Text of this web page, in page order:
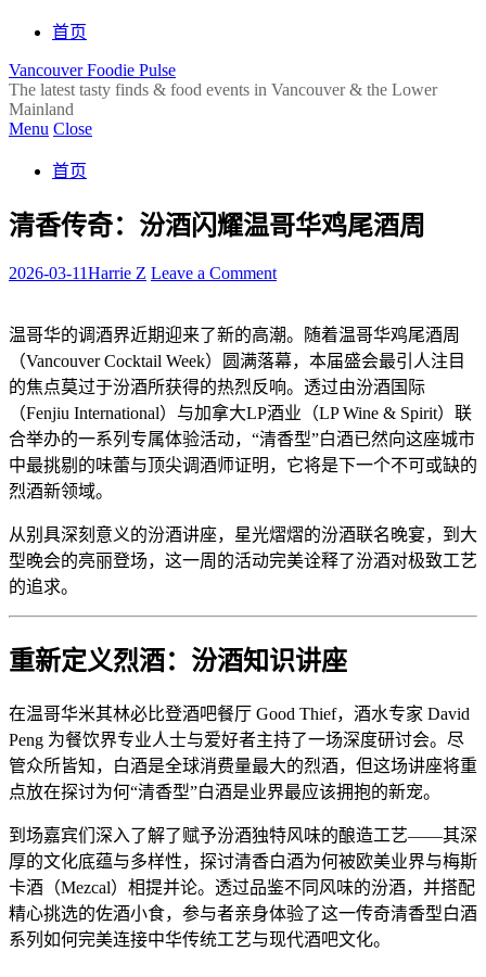
首页
Vancouver Foodie Pulse
The latest tasty finds & food events in Vancouver & the Lower
Mainland
Menu Close
首页
清香传奇：汾酒闪耀温哥华鸡尾酒周
2026-03-11Harrie Z Leave a Comment
温哥华的调酒界近期迎来了新的高潮。随着温哥华鸡尾酒周
（Vancouver Cocktail Week）圆满落幕，本届盛会最引人注目
的焦点莫过于汾酒所获得的热烈反响。透过由汾酒国际
（Fenjiu International）与加拿大LP酒业（LP Wine & Spirit）联
合举办的一系列专属体验活动，“清香型”白酒已然向这座城市
中最挑剔的味蕾与顶尖调酒师证明，它将是下一个不可或缺的
烈酒新领域。
从别具深刻意义的汾酒讲座，星光熠熠的汾酒联名晚宴，到大
型晚会的亮丽登场，这一周的活动完美诠释了汾酒对极致工艺
的追求。
重新定义烈酒：汾酒知识讲座
在温哥华米其林必比登酒吧餐厅 Good Thief，酒水专家 David
Peng 为餐饮界专业人士与爱好者主持了一场深度研讨会。尽
管众所皆知，白酒是全球消费量最大的烈酒，但这场讲座将重
点放在探讨为何“清香型”白酒是业界最应该拥抱的新宠。
到场嘉宾们深入了解了赋予汾酒独特风味的酿造工艺——其深
厚的文化底蕴与多样性，探讨清香白酒为何被欧美业界与梅斯
卡酒（Mezcal）相提并论。透过品鉴不同风味的汾酒，并搭配
精心挑选的佐酒小食，参与者亲身体验了这一传奇清香型白酒
系列如何完美连接中华传统工艺与现代酒吧文化。